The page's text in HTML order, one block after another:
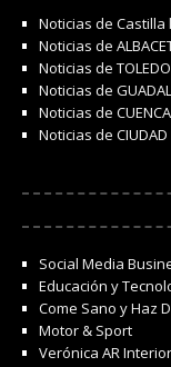
Noticias de Castilla
Noticias de
Noticias de TOLEDO
Noticias de
Noticias de CUENCA
Noticias de CIUDAD
Social Media
Educación y
Come Sano y Haz
Motor & Sport
Verónica AR